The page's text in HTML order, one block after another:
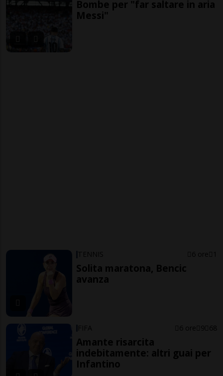
Bombe per "far saltare in aria
Messi"
TENNIS 6 ore 1
Solita maratona, Bencic
avanza
FIFA 6 ore 9 68
Amante risarcita
indebitamente: altri guai per
Infantino